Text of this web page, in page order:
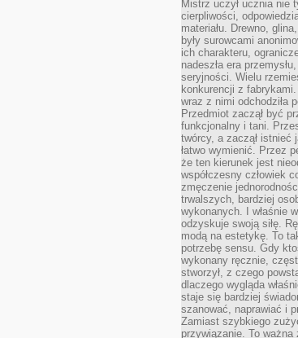
Mistrz uczył ucznia nie
cierpliwości,
materiału. Drewno,
były surowcami
ich charakteru,
nadeszła era
seryjności. Wielu
konkurencji z
wraz z nimi odchodziła
Przedmiot zaczął być
funkcjonalny i tani.
twórcy, a zaczął istnieć
łatwo wymienić. Przez
że ten kierunek jest
współczesny człowiek
zmęczenie
trwalszych, bardziej
wykonanych. I właśnie
odzyskuje swoją siłę.
modą na estetykę. To
potrzebę sensu. Gdy
wykonany ręcznie,
stworzył, z czego
dlaczego wygląda
staje się bardziej
szanować, naprawiać i
Zamiast szybkiego
przywiązanie. To